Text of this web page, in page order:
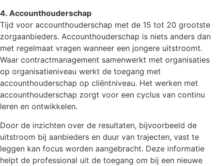
4. Accounthouderschap
Tijd voor accounthouderschap met de 15 tot 20 grootste
zorgaanbieders. Accounthouderschap is niets anders dan
met regelmaat vragen wanneer een jongere uitstroomt.
Waar contractmanagement samenwerkt met organisaties
op organisatieniveau werkt de toegang met
accounthouderschap op cliëntniveau. Het werken met
accounthouderschap zorgt voor een cyclus van continu
leren en ontwikkelen.
Door de inzichten over de resultaten, bijvoorbeeld de
uitstroom bij aanbieders en duur van trajecten, vast te
leggen kan focus worden aangebracht. Deze informatie
helpt de professional uit de toegang om bij een nieuwe